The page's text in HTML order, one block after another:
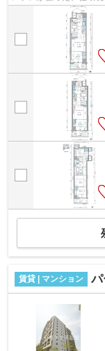
歩5分のマンションです
賃貸 | マンション パ